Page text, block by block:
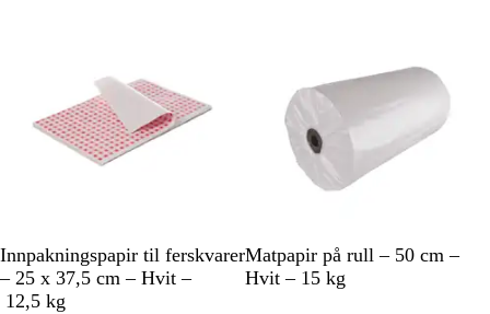
H
v
Innpakningspapir til ferskvarer
– 25 x 37,5 cm – Hvit –
12,5 kg
H
v
Matpapir på rull – 50 cm –
Hvit – 15 kg